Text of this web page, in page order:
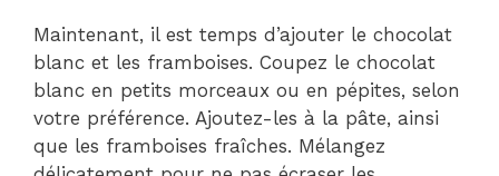
Maintenant, il est temps d’ajouter le chocolat
blanc et les framboises. Coupez le chocolat
blanc en petits morceaux ou en pépites, selon
votre préférence. Ajoutez-les à la pâte, ainsi
que les framboises fraîches. Mélangez